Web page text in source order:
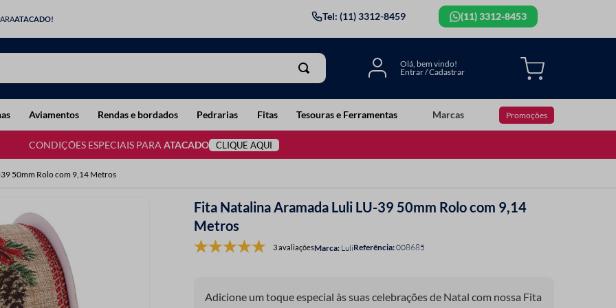
ATACADO! Tel: (11) 3312-8459 (11) 3312-8453
Aviamentos Rendas e bordados Pedrarias Fitas Tesouras e Ferramentas Marcas Promoções
CONDIÇÕES ESPECIAIS PARA ATACADO CLIQUE AQUI
50mm Rolo com 9,14 Metros
Fita Natalina Aramada Luli LU-39 50mm Rolo com 9,14
Metros
3 avaliações LuliReferência:008685
Adicione um toque especial às suas celebrações de Natal com nossa Fita